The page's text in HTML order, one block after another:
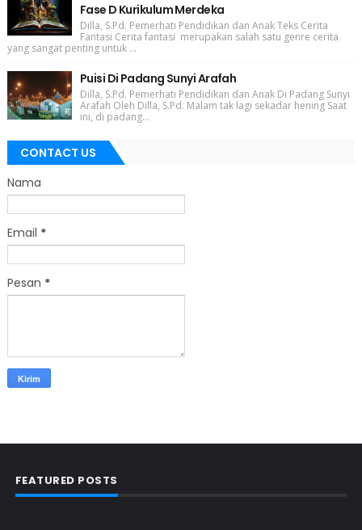
Fase D Kurikulum Merdeka
Dilla, S.Pd. Pemerhati Pendidikan dan Anak Teks Cerita
Fantasi Cerita fantasi merupakan salah satu genre cerita
yang sangat penting untuk ...
Puisi Di Padang Sunyi Arafah
Dilla, S.Pd. Pemerhati Pendidikan dan Anak Di Padang Sunyi
Arafah Oleh Dilla, S.Pd. Malam tak lagi sekadar hening Saat
ini, di padang...
CONTACT US
Nama
Email *
Pesan *
FEATURED POSTS